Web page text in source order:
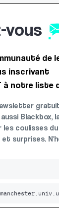
vous
de
inscrivant
à notre liste
Blackbox,
coulisses
surprises.